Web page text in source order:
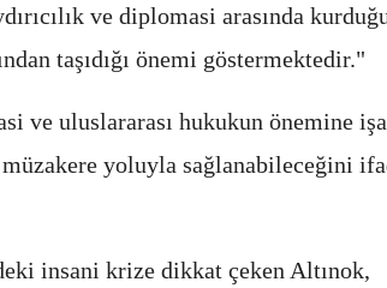
ve diplomasi arasında
taşıdığı önemi göstermektedir."
ve uluslararası hukukun önemine
müzakere yoluyla sağlanabileceğini
insani krize dikkat çeken Altınok,